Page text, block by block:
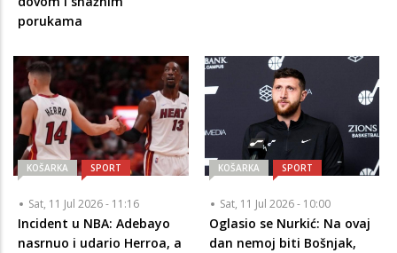
porukama
KOŠARKA SPORT
Sat, 11 Jul 2026 - 11:16
Incident u NBA: Adebayo
nasrnuo i udario Herroa, a
KOŠARKA SPORT
Sat, 11 Jul 2026 - 10:00
Oglasio se Nurkić: Na ovaj
dan nemoj biti Bošnjak,